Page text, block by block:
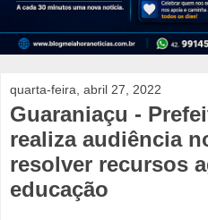
quarta-feira, abril 27, 2022
Guaraniaçu -
realiza audiência
resolver recursos
educação